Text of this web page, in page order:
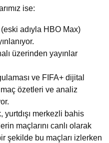
ise:
adıyla HBO Max)
üzerinden yayınlar
ve FIFA+ dijital
özetleri ve analiz
merkezli bahis
maçlarını canlı olarak
şekilde bu maçları izlerken